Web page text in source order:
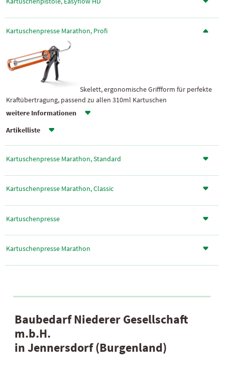
Kartuschenpresse Marathon, Profi
Skelett, ergonomische Griffform für perfekte
Kraftübertragung, passend zu allen 310ml Kartuschen
weitere Informationen
Artikelliste
Kartuschenpresse Marathon, Standard
Kartuschenpresse Marathon, Classic
Kartuschenpresse
Kartuschenpresse Marathon
Baubedarf Niederer Gesellschaft
m.b.H.
in Jennersdorf (Burgenland)